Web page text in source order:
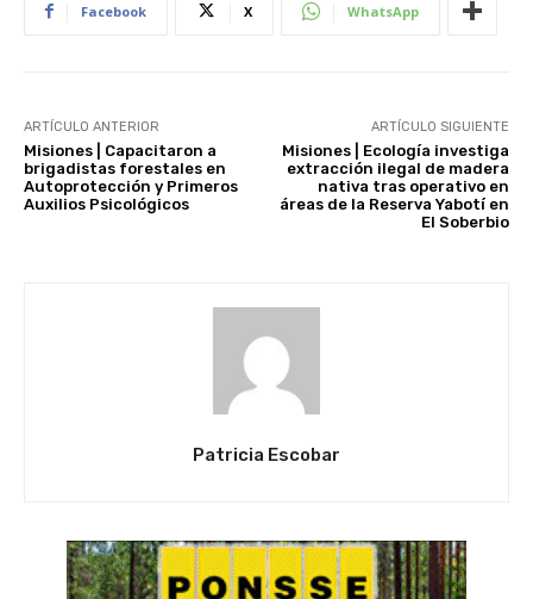
Facebook X WhatsApp
ARTÍCULO ANTERIOR
Misiones | Capacitaron a
brigadistas forestales en
Autoprotección y Primeros
Auxilios Psicológicos
ARTÍCULO SIGUIENTE
Misiones | Ecología investiga
extracción ilegal de madera
nativa tras operativo en
áreas de la Reserva Yabotí en
El Soberbio
Patricia Escobar